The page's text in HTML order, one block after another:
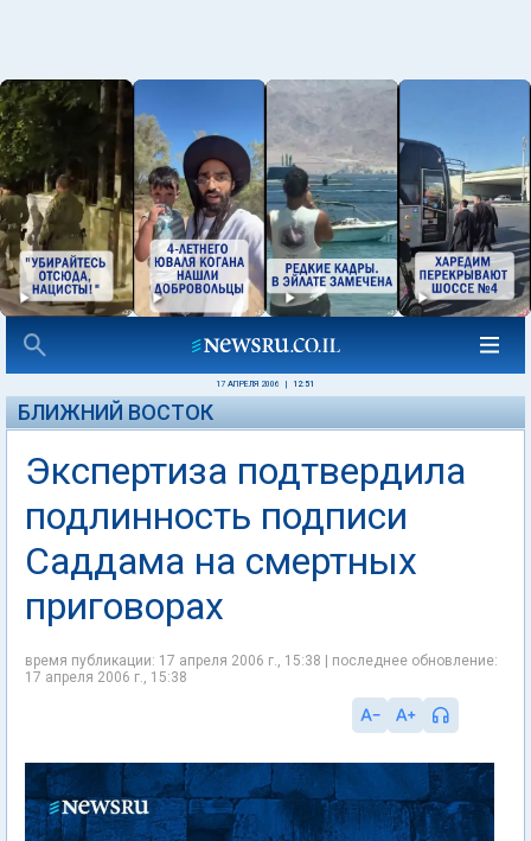
17 АПРЕЛЯ 2006 12:51
БЛИЖНИЙ ВОСТОК
Экспертиза подтвердила
подлинность подписи
Саддама на смертных
приговорах
время публикации: 17 апреля 2006 г., 15:38 | последнее обновление:
17 апреля 2006 г., 15:38